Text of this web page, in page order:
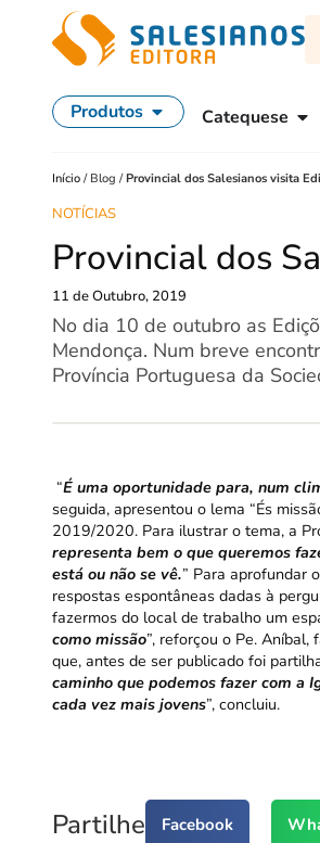
Produtos Catequese
Início / Blog /Provincial dos Salesianos visita
NOTÍCIAS
Provincial dos
11 de Outubro, 2019
No dia 10 de outubro as
Mendonça. Num breve
Província Portuguesa da
“É uma oportunidade para, num
seguida, apresentou o lema “És
2019/2020. Para ilustrar o tema, a
representa bem o que queremos
está ou não se vê.” Para aprofundar
respostas espontâneas dadas à
fazermos do local de trabalho um
como missão”, reforçou o Pe.
que, antes de ser publicado foi
caminho que podemos fazer com a
cada vez mais jovens”, concluiu.
Partilhe Facebook